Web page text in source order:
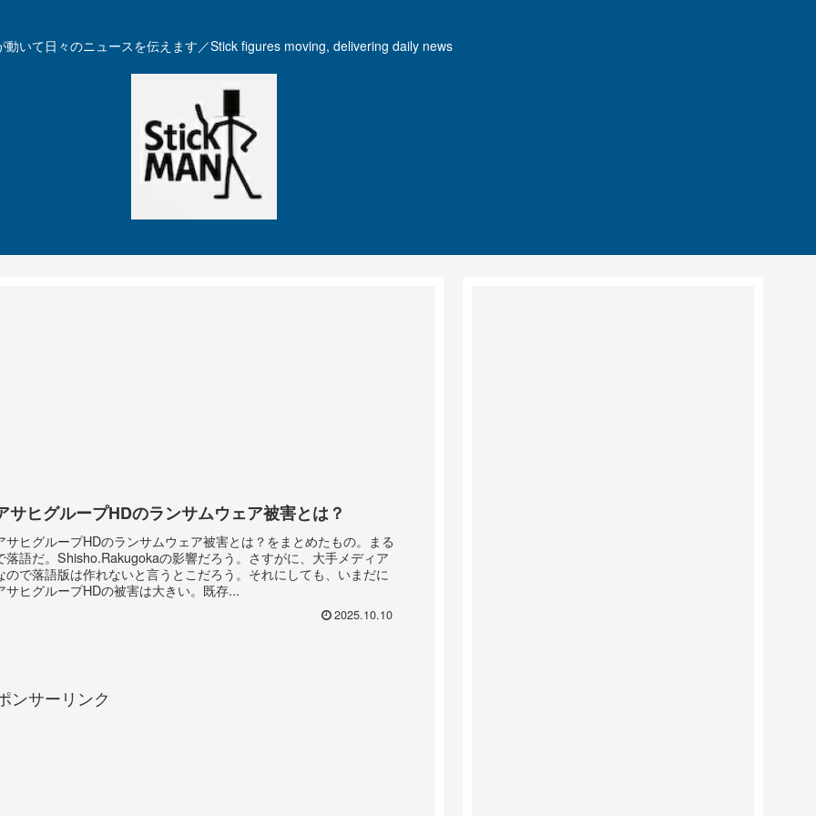
動いて日々のニュースを伝えます／Stick figures moving, delivering daily news
サヒグループHDのランサムウェア被害とは？
サヒグループHDのランサムウェア被害とは？をまとめたもの。まる
落語だ。Shisho.Rakugokaの影響だろう。さすがに、大手メディア
ので落語版は作れないと言うとこだろう。それにしても、いまだに
サヒグループHDの被害は大きい。既存...
2025.10.10
ンサーリンク